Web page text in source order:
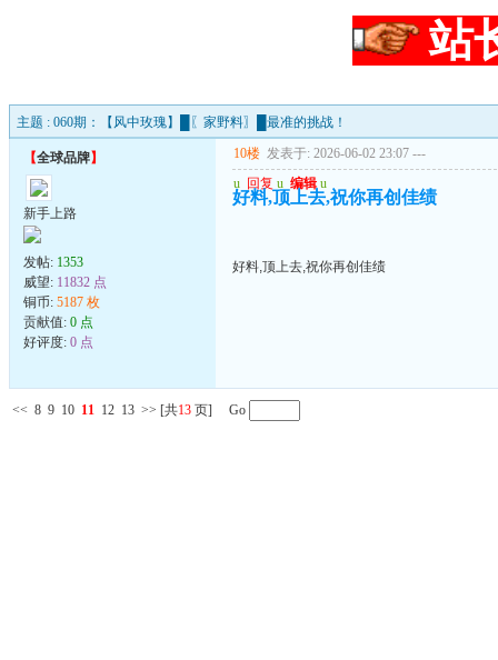
站
主题 : 060期：【风中玫瑰】█〖家野料〗█最准的挑战！
【全球品牌】
新手上路
发帖: 1353
威望: 11832 点
铜币: 5187 枚
贡献值: 0 点
好评度: 0 点
10楼 发表于: 2026-06-02 23:07 ---
u 回复 u 编辑 u
好料,顶上去,祝你再创佳绩
好料,顶上去,祝你再创佳绩
<< 8 9 10 11 12 13 >> [共13 页] Go